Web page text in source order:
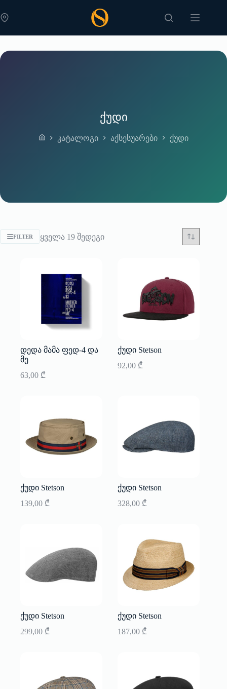
to
content
ქუდი
Home
კატალოგი აქსესუარები ქუდი
FILTER ყველა 19 შედეგიSorted
დედა მამა ფედ-4 და
მე
63,00 ₾
ქუდი Stetson
92,00 ₾
ქუდი Stetson
139,00 ₾
ქუდი Stetson
328,00 ₾
ქუდი Stetson
299,00 ₾
ქუდი Stetson
187,00 ₾